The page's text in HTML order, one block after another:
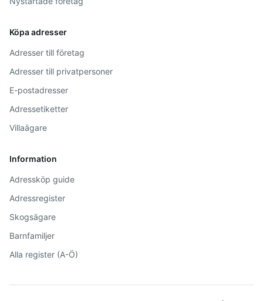
Köpa adresser
Adresser till företag
Adresser till privatpersoner
E-postadresser
Adressetiketter
Villaägare
Information
Adressköp guide
Adressregister
Skogsägare
Barnfamiljer
Alla register (A-Ö)